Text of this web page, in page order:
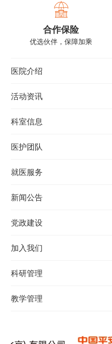
合作保险
优选伙伴，保障加乘
医院介绍
活动资讯
科室信息
医护团队
就医服务
新闻公告
党政建设
加入我们
科研管理
教学管理